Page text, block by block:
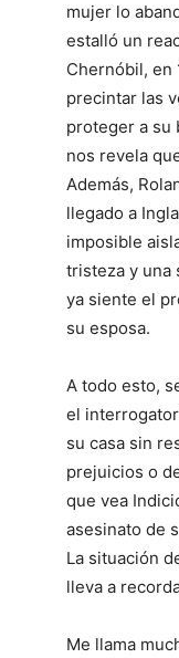
mujer lo
estalló un
Chernóbil, en
precintar las
proteger a su
nos revela
Además,
llegado a
imposible
tristeza y una
ya siente el
su esposa.
A todo esto,
el
su casa sin
prejuicios o
que vea
asesinato de
La situación
lleva a
Me llama